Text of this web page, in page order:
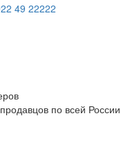
по всей России